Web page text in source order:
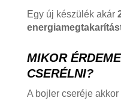
Egy új készülék akár
MIKOR
CSERÉLNI?
A bojler cseréje